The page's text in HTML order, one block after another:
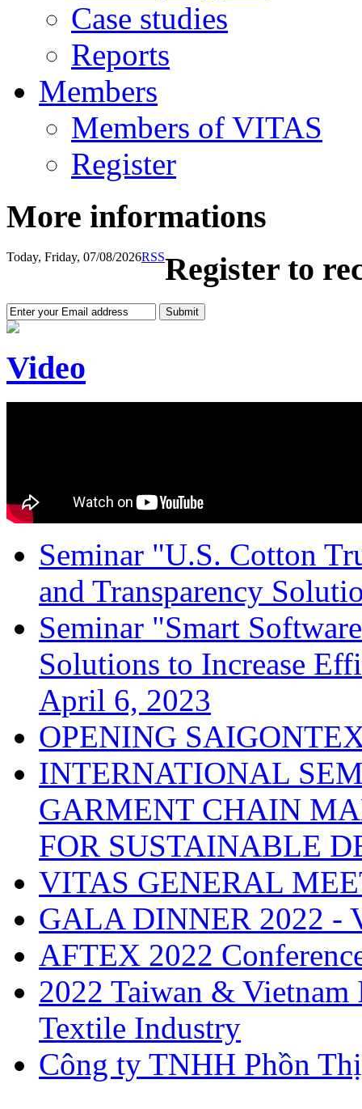
Case studies
Reports
Members
Members of VITAS
Register
More informations
Today, Friday, 07/08/2026RSSRegister to
Video
Seminar "U.S. Cotton
and Transparency
Seminar "Smart
Solutions to Increase
April 6, 2023
OPENING
INTERNATIONAL
GARMENT CHAIN
FOR SUSTAINABLE
VITAS GENERAL
GALA DINNER 2022 -
AFTEX 2022
2022 Taiwan &
Textile Industry
Công ty TNHH Phồn